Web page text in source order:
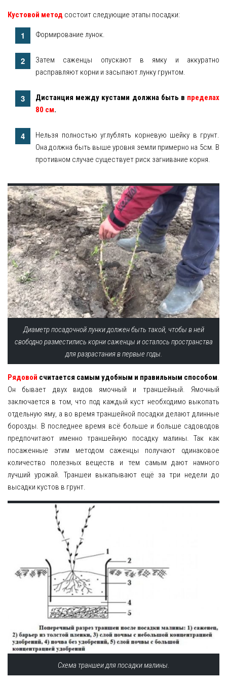
Кустовой метод состоит следующие этапы посадки:
Формирование лунок.
Затем саженцы опускают в ямку и аккуратно
расправляют корни и засыпают лунку грунтом.
Дистанция между кустами должна быть в пределах
80 см.
Нельзя полностью углублять корневую шейку в грунт.
Она должна быть выше уровня земли примерно на 5см. В
противном случае существует риск загнивание корня.
Диаметр посадочной лунки должен быть такой, чтобы в ней
свободно разместились корни саженцы и осталось пространства
для разрастания в первые годы.
Рядовой считается самым удобным и правильным способом.
Он бывает двух видов ямочный и траншейный. Ямочный
заключается в том, что под каждый куст необходимо выкопать
отдельную яму, а во время траншейной посадки делают длинные
борозды. В последнее время всё больше и больше садоводов
предпочитают именно траншейную посадку малины. Так как
посаженные этим методом саженцы получают одинаковое
количество полезных веществ и тем самым дают намного
лучший урожай. Траншеи выкапывают ещё за три недели до
высадки кустов в грунт.
Схема траншеи для посадки малины.